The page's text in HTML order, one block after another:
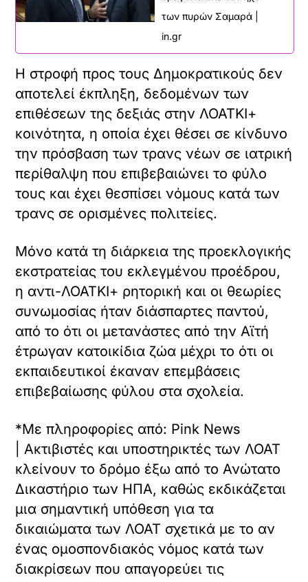
των πυρών Σαμαρά |
in.gr
Η στροφή προς τους Δημοκρατικούς δεν
αποτελεί έκπληξη, δεδομένων των
επιθέσεων της δεξιάς στην ΛΟΑΤΚΙ+
κοινότητα, η οποία έχει θέσει σε κίνδυνο
την πρόσβαση των τρανς νέων σε ιατρική
περίθαλψη που επιβεβαιώνει το φύλο
τους και έχει θεσπίσει νόμους κατά των
τρανς σε ορισμένες πολιτείες.
Μόνο κατά τη διάρκεια της προεκλογικής
εκστρατείας του εκλεγμένου προέδρου,
η αντι-ΛΟΑΤΚΙ+ ρητορική και οι θεωρίες
συνωμοσίας ήταν διάσπαρτες παντού,
από το ότι οι μετανάστες από την Αϊτή
έτρωγαν κατοικίδια ζώα μέχρι το ότι οι
εκπαιδευτικοί έκαναν επεμβάσεις
επιβεβαίωσης φύλου στα σχολεία.
*Με πληροφορίες από: Pink News
| Ακτιβιστές και υποστηρικτές των ΛΟΑΤ
κλείνουν το δρόμο έξω από το Ανώτατο
Δικαστήριο των ΗΠΑ, καθώς εκδικάζεται
μια σημαντική υπόθεση για τα
δικαιώματα των ΛΟΑΤ σχετικά με το αν
ένας ομοσπονδιακός νόμος κατά των
διακρίσεων που απαγορεύει τις